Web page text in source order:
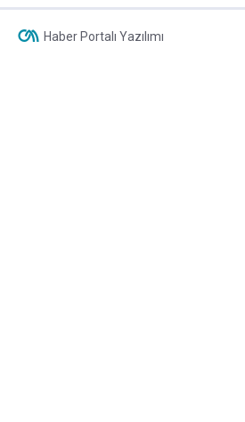
Haber Portalı Yazılımı